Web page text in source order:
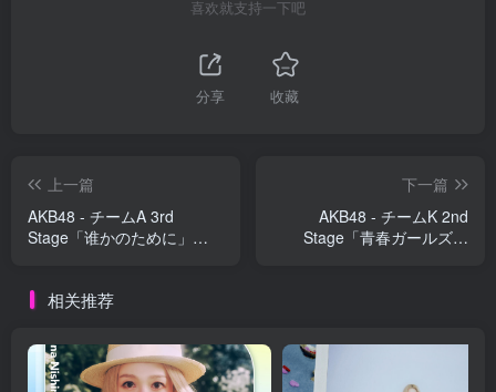
喜欢就支持一下吧
分享 收藏
上一篇
AKB48 - チームA 3rd
Stage「谁かのために」
下一篇
AKB48 - チームK 2nd
Stage「青春ガールズ」
相关推荐